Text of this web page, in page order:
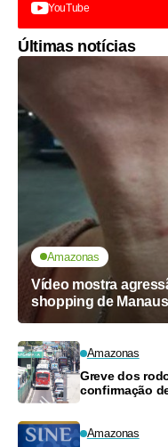
YouTube
Últimas notícias
Amazonas
Vídeo mostra
shopping de Manaus
Amazonas
Greve dos
confirmação
Amazonas